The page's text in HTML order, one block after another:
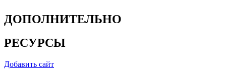
ДОПОЛНИТЕЛЬНО
РЕСУРСЫ
Добавить сайт